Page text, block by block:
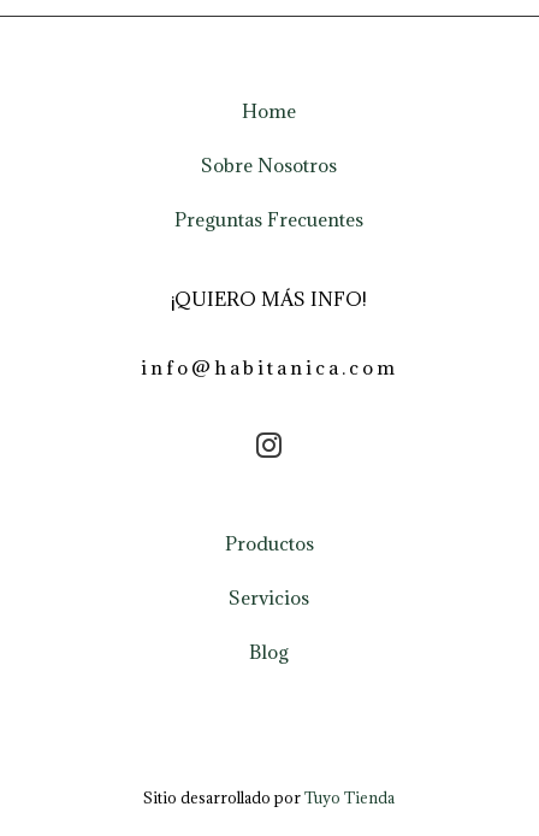
Home
Sobre Nosotros
Preguntas Frecuentes
¡QUIERO MÁS INFO!
info@habitanica.com
Productos
Servicios
Blog
Sitio desarrollado porTuyo Tienda